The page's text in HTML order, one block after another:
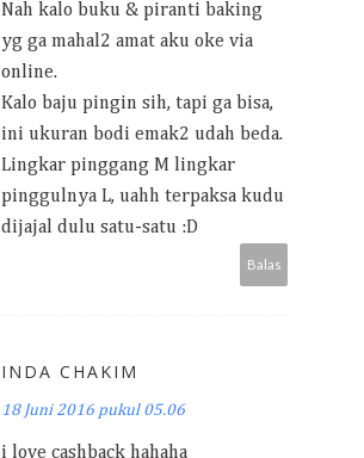
Nah kalo buku & piranti baking
yg ga mahal2 amat aku oke via
online.
Kalo baju pingin sih, tapi ga bisa,
ini ukuran bodi emak2 udah beda.
Lingkar pinggang M lingkar
pinggulnya L, uahh terpaksa kudu
dijajal dulu satu-satu :D
Balas
INDA CHAKIM
18 Juni 2016 pukul 05.06
i love cashback hahaha